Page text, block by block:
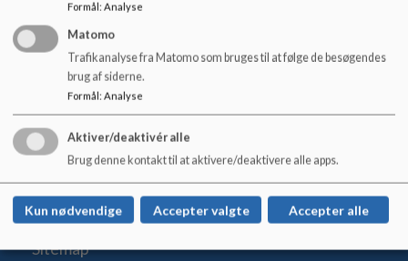
Lem Stationsskole
Skolegade 34, 6940 Lem St.
lem-stationsskole@rksk.dk
EAN NR. 5798004734995
Tilgængelighedserklæring
Sitemap
Formål : Analyse
Matomo
Trafikanalyse fra Matomo som bruges til at følge de besøgendes
brug af siderne.
Formål: Analyse
Aktiver/deaktivér alle
Brug denne kontakt til at aktivere/deaktivere alle apps.
Kun nødvendige Accepter valgte Accepter alle